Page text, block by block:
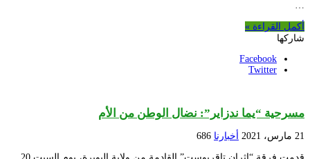
أكمل القراءة »
شاركها
Facebook
Twitter
مسرحية “يما ندزاير”: نضال الوطن من الأم
21 مارس، 2021 أخبارنا 686